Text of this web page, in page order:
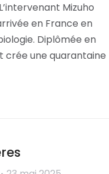
Mizuho
en France en
Diplômée en
crée une quarantaine